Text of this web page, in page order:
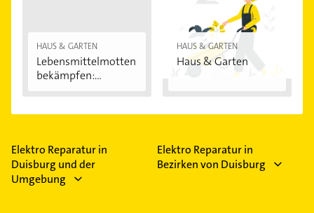
HAUS & GARTEN
Lebensmittelmotten
bekämpfen:...
HAUS & GARTEN
Haus & Garten
Elektro Reparatur in
Duisburg und der
Umgebung
Elektro Reparatur in
Bezirken von Duisburg